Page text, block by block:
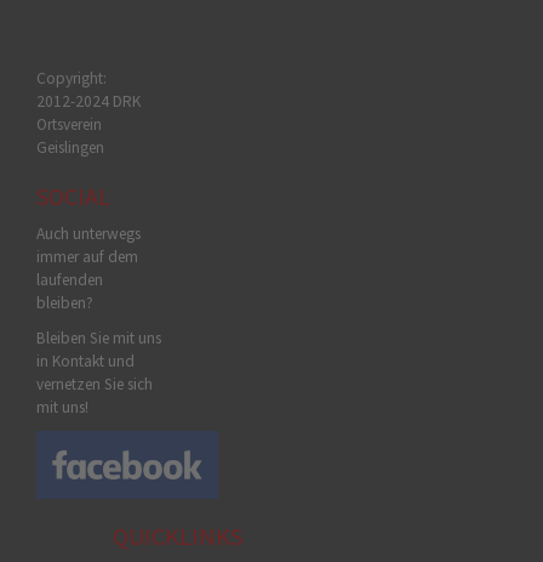
Copyright:
2012-2024 DRK
Ortsverein
Geislingen
SOCIAL
Auch unterwegs
immer auf dem
laufenden
bleiben?
Bleiben Sie mit uns
in Kontakt und
vernetzen Sie sich
mit uns!
QUICKLINKS